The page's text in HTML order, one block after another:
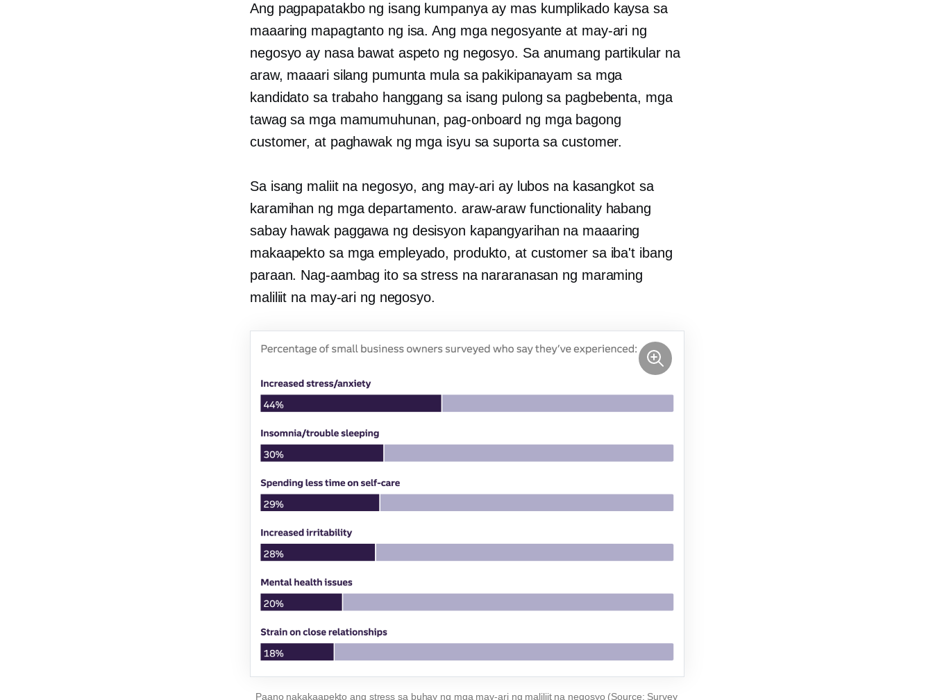
Ang pagpapatakbo ng isang kumpanya ay mas kumplikado kaysa sa
maaaring mapagtanto ng isa. Ang mga negosyante at may-ari ng
negosyo ay nasa bawat aspeto ng negosyo. Sa anumang partikular na
araw, maaari silang pumunta mula sa pakikipanayam sa mga
kandidato sa trabaho hanggang sa isang pulong sa pagbebenta, mga
tawag sa mga mamumuhunan, pag-onboard ng mga bagong
customer, at paghawak ng mga isyu sa suporta sa customer.
Sa isang maliit na negosyo, ang may-ari ay lubos na kasangkot sa
karamihan ng mga departamento. araw-arawfunctionality habang
sabay hawak paggawa ng desisyon kapangyarihan na maaaring
makaapekto sa mga empleyado, produkto, at customer sa iba't ibang
paraan. Nag-aambag ito sa stress na nararanasan ng maraming
maliliit na may-ari ng negosyo.
Paano nakakaapekto ang stress sa buhay ng mga may-ari ng maliliit na negosyo (Source: Survey